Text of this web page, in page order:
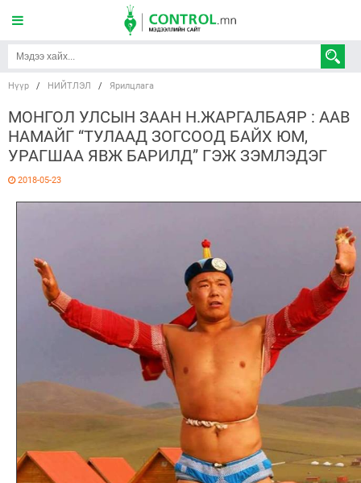
Нүүр / НИЙТЛЭЛ / Ярилцлага
МОНГОЛ УЛСЫН ЗААН Н.ЖАРГАЛБАЯР : ААВ
НАМАЙГ “ТУЛААД ЗОГСООД БАЙХ ЮМ,
УРАГШАА ЯВЖ БАРИЛД” ГЭЖ ЗЭМЛЭДЭГ
2018-05-23